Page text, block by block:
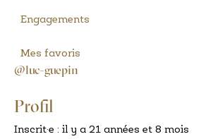
Engagements
Mes favoris
@luc-guepin
Profil
Inscrit·e : il y a 21 années et 8 mois